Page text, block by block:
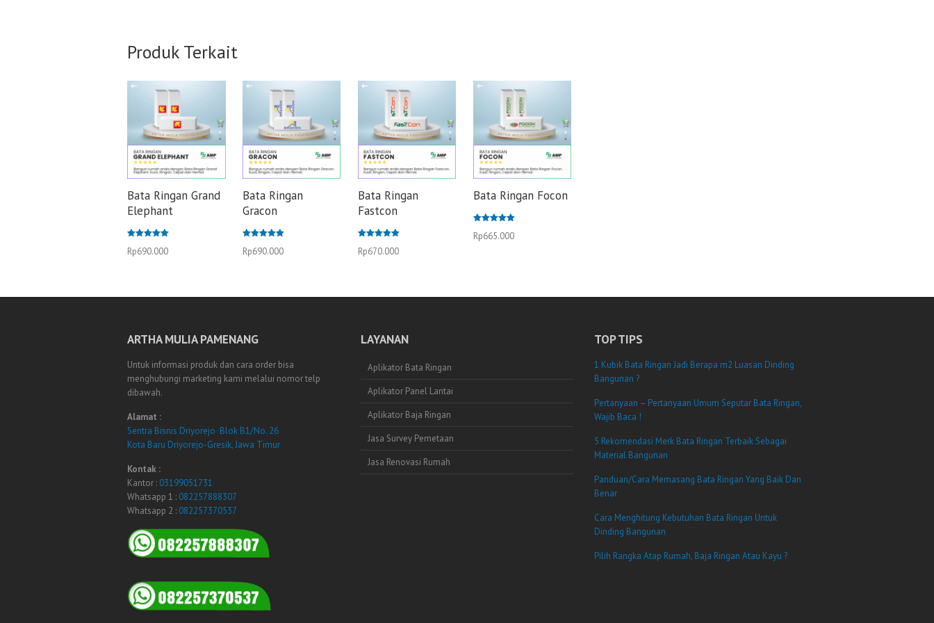
Produk Terkait
Bata Ringan Grand
Elephant
5.00
Rp690.000
Bata Ringan
Gracon
5.00
Rp690.000
Bata Ringan
Fastcon
5.00
Rp670.000
Bata Ringan Focon
5.00
Rp665.000
ARTHA MULIA PAMENANG
Untuk informasi produk dan cara order bisa
menghubungi marketing kami melalui nomor telp
dibawah.
Alamat :
Sentra Bisnis Driyorejo Blok B1/No. 26
Kota Baru Driyorejo-Gresik, Jawa Timur
Kontak :
Kantor : 03199051731
Whatsapp 1 : 082257888307
Whatsapp 2 : 082257370537
LAYANAN
Aplikator Bata Ringan
Aplikator Panel Lantai
Aplikator Baja Ringan
Jasa Survey Pemetaan
Jasa Renovasi Rumah
TOP TIPS
1 Kubik Bata Ringan Jadi Berapa m2 Luasan Dinding
Bangunan ?
Pertanyaan – Pertanyaan Umum Seputar Bata Ringan,
Wajib Baca !
5 Rekomendasi Merk Bata Ringan Terbaik Sebagai
Material Bangunan
Panduan/Cara Memasang Bata Ringan Yang Baik Dan
Benar
Cara Menghitung Kebutuhan Bata Ringan Untuk
Dinding Bangunan
Pilih Rangka Atap Rumah, Baja Ringan Atau Kayu ?